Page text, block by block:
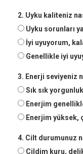
2. Uyku kaliteniz
Uyku sorunları
İyi uyuyorum,
Genellikle iyi
3. Enerji seviyeniz
Sık sık
Enerjim
Enerjim yüksek,
4. Cilt durumunuz
Cildim kuru,